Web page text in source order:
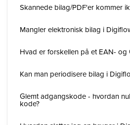
Skannede bilag/PDF'er kommer
Mangler elektronisk bilag i
Hvad er forskellen på et EAN- og
Kan man periodisere bilag i
Glemt adgangskode - hvordan
kode?